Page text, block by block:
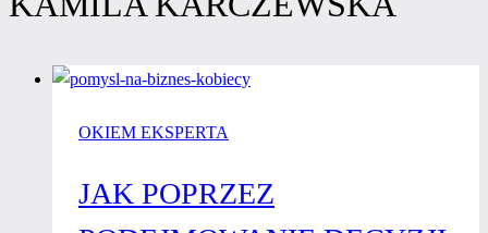
OKIEM EKSPERTA
JAK POPRZEZ